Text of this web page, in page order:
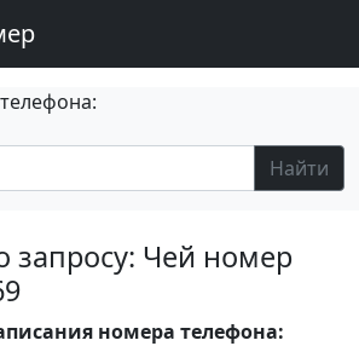
Найти
запросу: Чей номер
номера телефона: